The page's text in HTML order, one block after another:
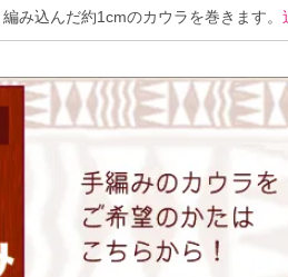
み込んだ約1cmのカウラを巻きます。